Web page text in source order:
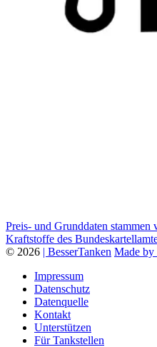
Preis- und Grunddaten
Kraftstoffe des
© 2026 | BesserTanken Made by
Impressum
Datenschutz
Datenquelle
Kontakt
Unterstützen
Für Tankstellen